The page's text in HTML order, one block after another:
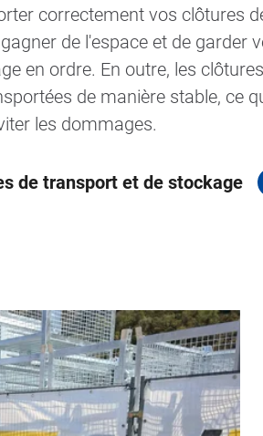
correctement vos clôtures
de l'espace et de garder
en ordre. En outre, les
de manière stable, ce
les dommages.
de transport et de stockage